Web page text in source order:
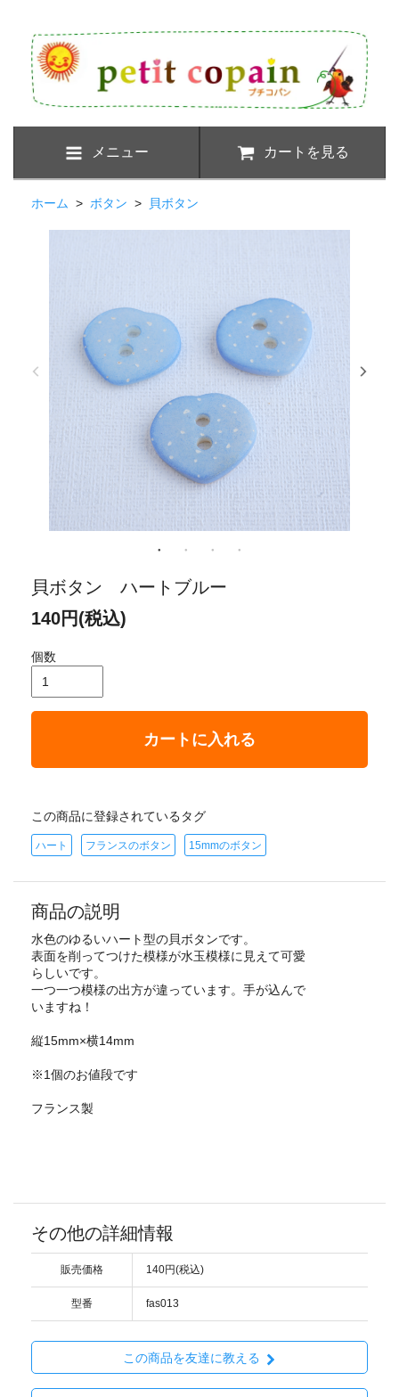
メニュー カートを見る
ホーム > ボタン > 貝ボタン
貝ボタン ハートブルー
140円(税込)
個数
カートに入れる
この商品に登録されているタグ
ハート フランスのボタン 15mmのボタン
商品の説明
水色のゆるいハート型の貝ボタンです。
表面を削ってつけた模様が水玉模様に見えて可愛
らしいです。
一つ一つ模様の出方が違っています。手が込んで
いますね！
縦15mm×横14mm
※1個のお値段です
フランス製
その他の詳細情報
販売価格 140円(税込)
型番 fas013
この商品を友達に教える